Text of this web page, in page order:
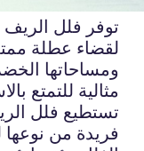
توفر فلل الريف
لقضاء عطلة
ومساحاتها
مثالية للتمتع
تستطيع فلل
فريدة من نوعها